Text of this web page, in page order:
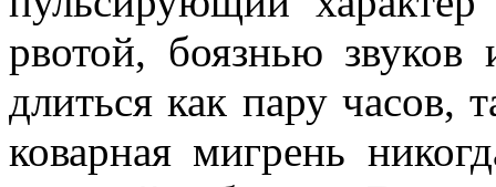
рвотой, боязнью
длиться как пару часов,
коварная мигрень